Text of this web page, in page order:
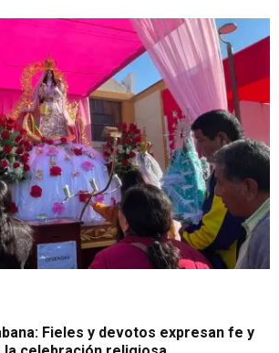
Fieles y devotos expresan fe y